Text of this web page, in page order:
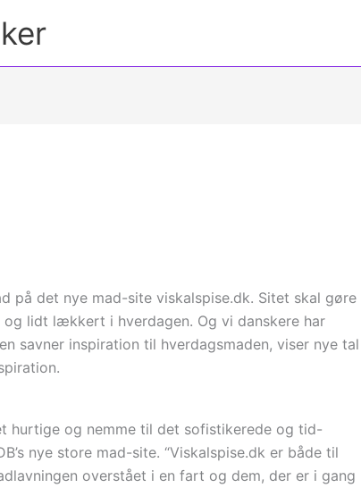
på det nye mad-site viskalspise.dk. Sitet skal gøre
lidt lækkert i hverdagen. Og vi danskere har
savner inspiration til hverdagsmaden, viser nye tal
hurtige og nemme til det sofistikerede og tid-
nye store mad-site. “Viskalspise.dk er både til
overstået i en fart og dem, der er i gang